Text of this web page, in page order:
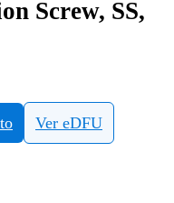
Screw, SS,
Ver eDFU